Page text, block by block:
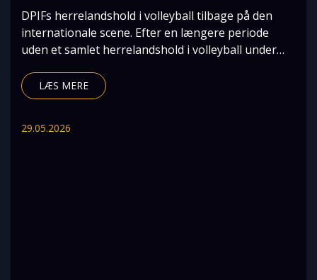
DPIFs herrelandshold i volleyball tilbage på den
internationale scene. Efter en længere periode
uden et samlet herrelandshold i volleyball under
LÆS MERE
29.05.2026